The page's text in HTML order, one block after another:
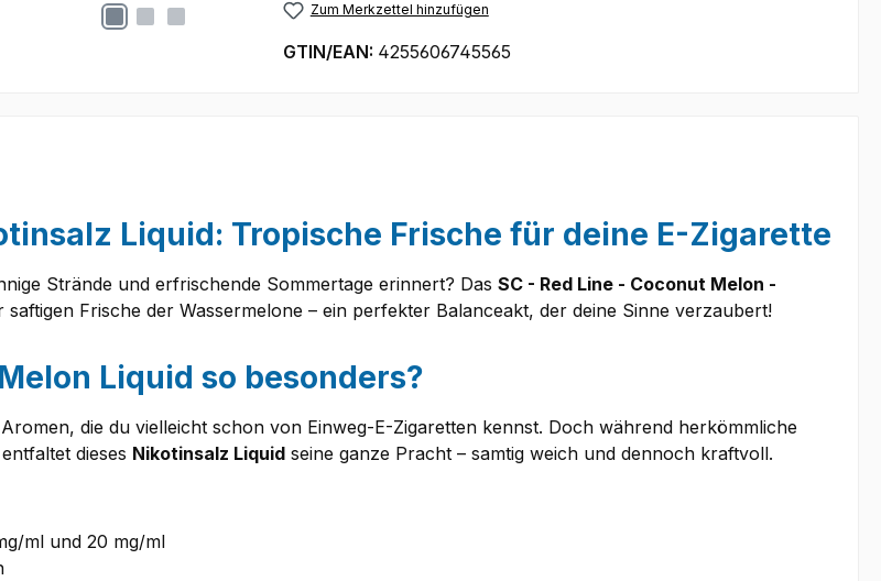
Zum Merkzettel hinzufügen
GTIN/EAN: 4255606745565
Liquid: Tropische Frische für deine E-Zigarette
Strände und erfrischende Sommertage erinnert? Das SC - Red Line - Coconut Melon -
Frische der Wassermelone – ein perfekter Balanceakt, der deine Sinne verzaubert!
Liquid so besonders?
die du vielleicht schon von Einweg-E-Zigaretten kennst. Doch während herkömmliche
dieses Nikotinsalz Liquid seine ganze Pracht – samtig weich und dennoch kraftvoll.
ml und 20 mg/ml